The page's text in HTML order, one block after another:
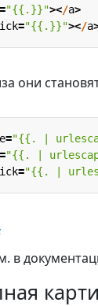
="{{.}}"></a>
="{{.}}"></a
они
="{{. |
="{{. |
="{{. |
в